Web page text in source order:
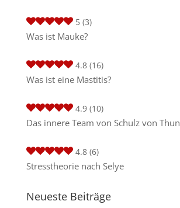
5 (3)
Was ist Mauke?
4.8 (16)
Was ist eine Mastitis?
4.9 (10)
Das innere Team von Schulz von Thun
4.8 (6)
Stresstheorie nach Selye
Neueste Beiträge